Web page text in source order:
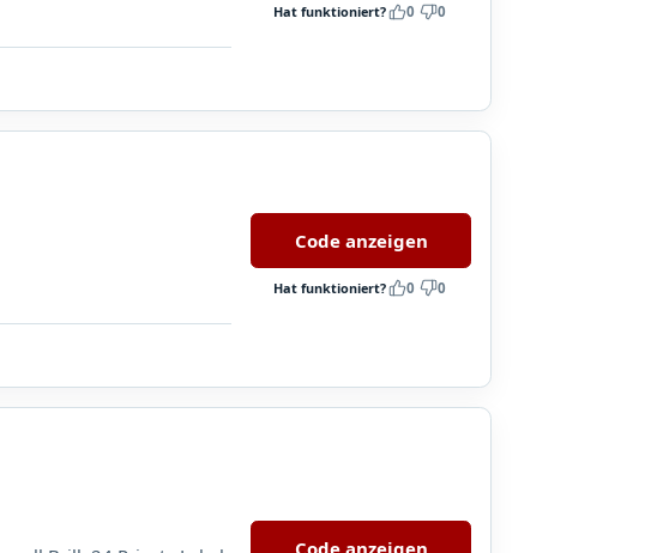
Hat funktioniert? 0 0
Code anzeigen
Hat funktioniert? 0 0
Code anzeigen